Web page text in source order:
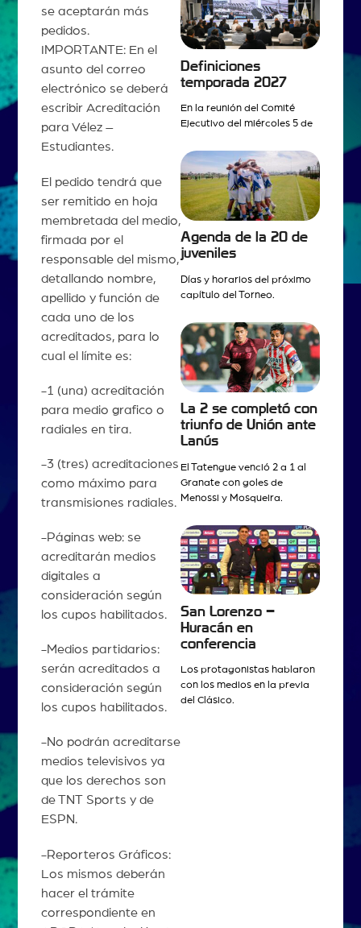
se aceptarán más
pedidos.
IMPORTANTE: En el
asunto del correo
electrónico se deberá
escribir Acreditación
para Vélez –
Estudiantes.
El pedido tendrá que
ser remitido en hoja
membretada del medio,
firmada por el
responsable del mismo,
detallando nombre,
apellido y función de
cada uno de los
acreditados, para lo
cual el límite es:
-1 (una) acreditación
para medio grafico o
radiales en tira.
-3 (tres) acreditaciones
como máximo para
transmisiones radiales.
-Páginas web: se
acreditarán medios
digitales a
consideración según
los cupos habilitados.
-Medios partidarios:
serán acreditados a
consideración según
los cupos habilitados.
-No podrán acreditarse
medios televisivos ya
que los derechos son
de TNT Sports y de
ESPN.
-Reporteros Gráficos:
Los mismos deberán
hacer el trámite
correspondiente en
Definiciones
temporada 2027
En la reunión del Comité
Ejecutivo del miércoles 5 de
Agenda de la 20 de
juveniles
Días y horarios del próximo
capítulo del Torneo.
La 2 se completó con
triunfo de Unión ante
Lanús
El Tatengue venció 2 a 1 al
Granate con goles de
Menossi y Mosqueira.
San Lorenzo –
Huracán en
conferencia
Los protagonistas hablaron
con los medios en la previa
del Clásico.